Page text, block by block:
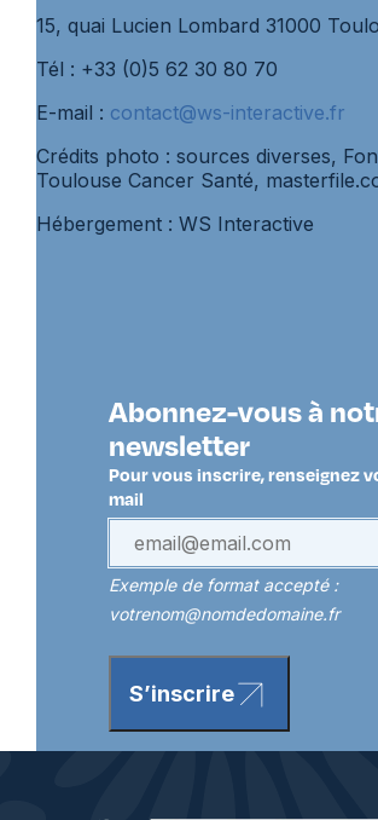
15, quai Lucien Lombard 31000
Tél : +33 (0)5 62 30 80 70
E-mail : contact@ws-interactive.fr
Crédits photo : sources diverses,
Toulouse Cancer Santé,
Hébergement : WS Interactive
Abonnez-vous à
newsletter
Pour vous inscrire, renseignez
mail
Exemple de format accepté :
votrenom@nomdedomaine.fr
S’inscrire